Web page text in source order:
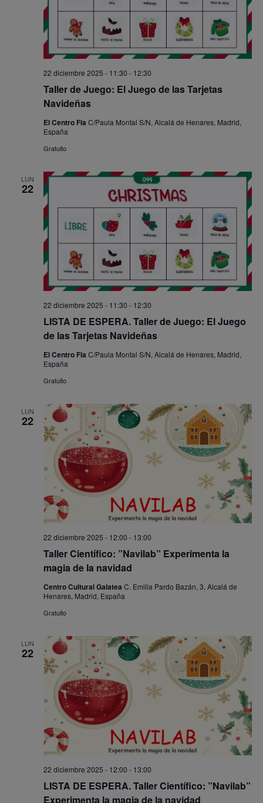
Taller de Juego: El Juego de las Tarjetas
Navideñas
22 diciembre 2025 - 11:30 - 12:30
El Centro Fia C/Paula Montal S/N, Alcalá de Henares, Madrid,
España
Gratuito
LUN
22
LISTA DE ESPERA. Taller de Juego: El Juego
de las Tarjetas Navideñas
22 diciembre 2025 - 11:30 - 12:30
El Centro Fia C/Paula Montal S/N, Alcalá de Henares, Madrid,
España
Gratuito
LUN
22
Taller Científico: ”Navilab” Experimenta la
magia de la navidad
22 diciembre 2025 - 12:00 - 13:00
Centro Cultural Galatea C. Emilia Pardo Bazán, 3, Alcalá de
Henares, Madrid, España
Gratuito
LUN
22
LISTA DE ESPERA. Taller Científico: ”Navilab”
Experimenta la magia de la navidad
22 diciembre 2025 - 12:00 - 13:00